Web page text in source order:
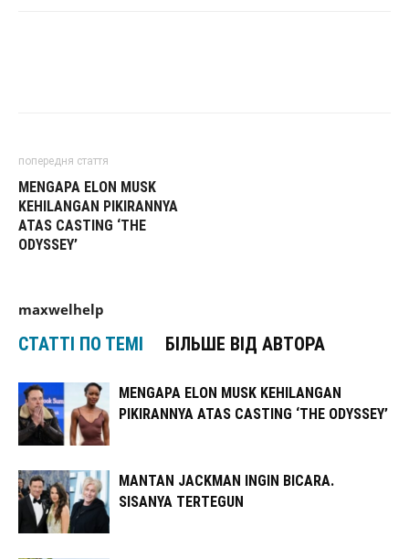
попередня стаття
MENGAPA ELON MUSK
KEHILANGAN PIKIRANNYA
ATAS CASTING ‘THE
ODYSSEY’
maxwelhelp
СТАТТІ ПО ТЕМІ БІЛЬШЕ ВІД АВТОРА
MENGAPA ELON MUSK KEHILANGAN
PIKIRANNYA ATAS CASTING ‘THE ODYSSEY’
MANTAN JACKMAN INGIN BICARA.
SISANYA TERTEGUN